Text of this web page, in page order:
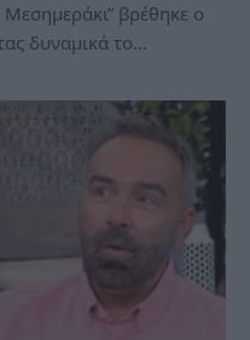
βρέθηκε ο
δυναμικά το…